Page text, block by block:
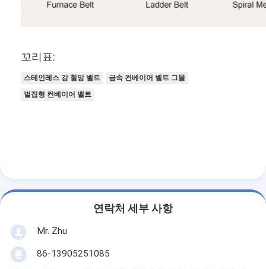
꼬리표:
스테인레스 강 철망 벨트
금속 컨베이어 벨트 그물
벌집형 컨베이어 벨트
연락처 세부 사항
Mr. Zhu
86-13905251085